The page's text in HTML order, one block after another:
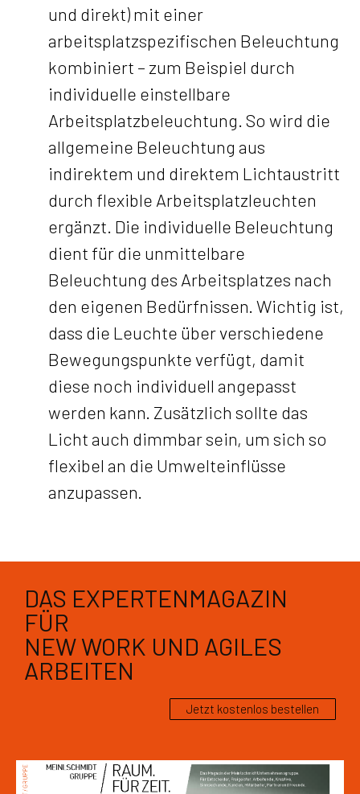
und direkt) mit einer
arbeitsplatzspezifischen Beleuchtung
kombiniert – zum Beispiel durch
individuelle einstellbare
Arbeitsplatzbeleuchtung. So wird die
allgemeine Beleuchtung aus
indirektem und direktem Lichtaustritt
durch flexible Arbeitsplatzleuchten
ergänzt. Die individuelle Beleuchtung
dient für die unmittelbare
Beleuchtung des Arbeitsplatzes nach
den eigenen Bedürfnissen. Wichtig ist,
dass die Leuchte über verschiedene
Bewegungspunkte verfügt, damit
diese noch individuell angepasst
werden kann. Zusätzlich sollte das
Licht auch dimmbar sein, um sich so
flexibel an die Umwelteinflüsse
anzupassen.
DAS EXPERTENMAGAZIN
FÜR
NEW WORK UND AGILES
ARBEITEN
Jetzt kostenlos bestellen